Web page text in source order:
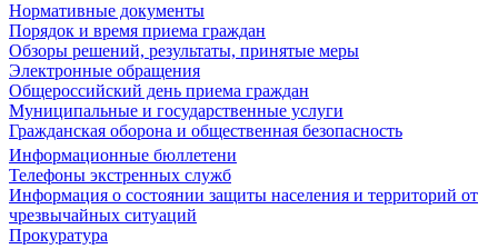
Нормативные документы
Порядок и время приема граждан
Обзоры решений, результаты, принятые меры
Электронные обращения
Общероссийский день приема граждан
Муниципальные и государственные услуги
Гражданская оборона и общественная безопасность
Информационные бюллетени
Телефоны экстренных служб
Информация о состоянии защиты населения и территорий от
чрезвычайных ситуаций
Прокуратура